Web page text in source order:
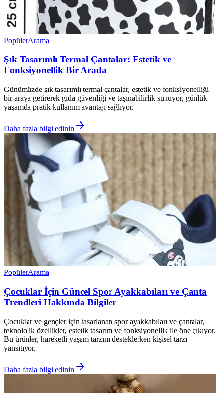
PopülerArama
Şık Tasarımlı Termal Çantalar: Estetik ve
Fonksiyonellik Bir Arada
Günümüzde şık tasarımlı termal çantalar, estetik ve fonksiyonelliği
bir araya getirerek gıda güvenliği ve taşınabilirlik sunuyor, günlük
yaşamda pratik kullanım avantajı sağlıyor.
Daha fazla bilgi edinin
PopülerArama
Çocuklar İçin Güncel Spor Ayakkabıları ve Çanta
Trendleri Hakkında Bilgiler
Çocuklar ve gençler için tasarlanan spor ayakkabıları ve çantalar,
teknolojik özellikler, estetik tasarım ve fonksiyonellik ile öne çıkıyor.
Bu ürünler, hareketli yaşam tarzını desteklerken kişisel tarzı
yansıtıyor.
Daha fazla bilgi edinin